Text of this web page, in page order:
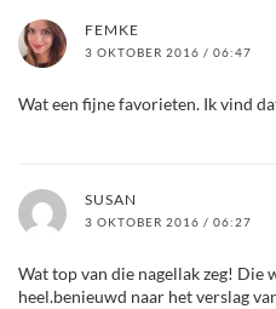
FEMKE
3 OKTOBER 2016 / 06:47
Wat een fijne favorieten. Ik vind
SUSAN
3 OKTOBER 2016 / 06:27
Wat top van die nagellak zeg! Die
heel.benieuwd naar het verslag